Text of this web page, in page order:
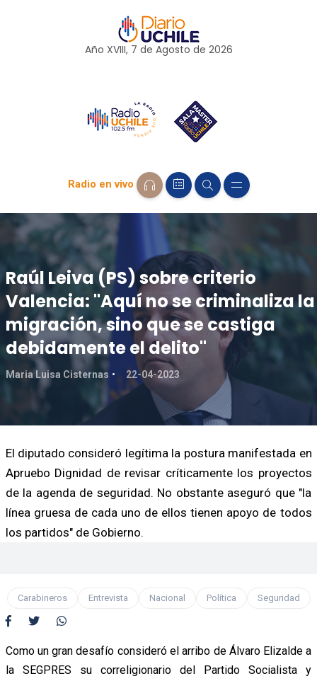
Año XVIII, 7 de Agosto de 2026
Radio en vivo
Raúl Leiva (PS) sobre criterio
Valencia: "Aquí no se criminaliza la
migración, sino que se castiga
debidamente el delito"
Maria Luisa Cisternas 22-04-2023
El diputado consideró legítima la postura manifestada en
Apruebo Dignidad de revisar críticamente los proyectos
de la agenda de seguridad. No obstante aseguró que "la
línea gruesa de cada uno de ellos tienen apoyo de todos
los partidos" de Gobierno.
Carabineros Entrevista Nacional Política Seguridad
Como un gran desafío consideró el arribo de Álvaro Elizalde a
la SEGPRES su correligionario del Partido Socialista y